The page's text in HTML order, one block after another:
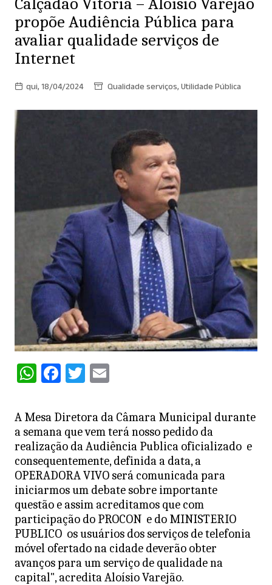
propõe Audiência Pública para
avaliar qualidade serviços de
Internet
qui, 18/04/2024 Qualidade serviços,Utilidade Pública
W
at
s
A
p
p
F
c
e
b
o
o
k
T
itt
er
E
ai
l
A Mesa Diretora da Câmara Municipal durante
a semana que vem terá nosso pedido da
realização da Audiência Publica oficializado e
consequentemente, definida a data, a
OPERADORA VIVO será comunicada para
iniciarmos um debate sobre importante
questão e assim acreditamos que com
participação do PROCON e do MINISTERIO
PUBLICO os usuários dos serviços de telefonia
móvel ofertado na cidade deverão obter
avanços para um serviço de qualidade na
capital", acredita Aloísio Varejão.